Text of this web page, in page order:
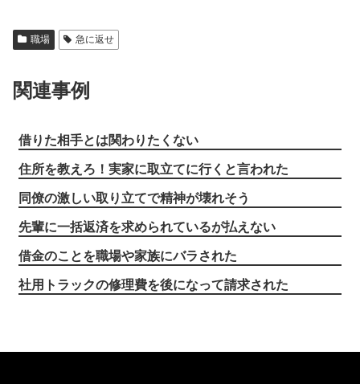
職場 急に返せ
関連事例
借りた相手とは関わりたくない
住所を教えろ！実家に取立てに行くと言われた
同僚の激しい取り立てで精神が壊れそう
先輩に一括返済を求められているが払えない
借金のことを職場や家族にバラされた
社用トラックの修理費を後になって請求された